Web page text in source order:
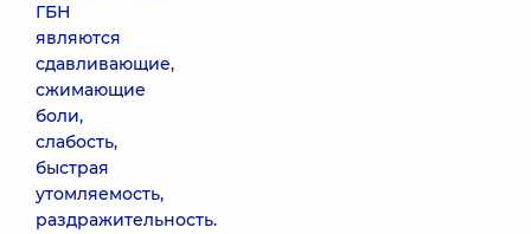
ГБН
являются
сдавливающие,
сжимающие
боли,
слабость,
быстрая
утомляемость,
раздражительность.